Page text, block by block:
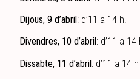
Dijous, 9 d’abril: d’11 a 14 h.
Divendres, 10 d’abril : d’11 a
Dissabte, 11 d’abril: d’11 a 14